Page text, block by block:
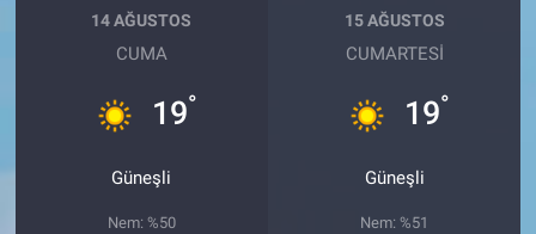
14 AĞUSTOS
CUMA
19°
Güneşli
Nem: %50
15 AĞUSTOS
CUMARTESI
19°
Güneşli
Nem: %51